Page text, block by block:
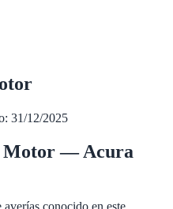
31/12/2025
Motor—Acura
conocido en este